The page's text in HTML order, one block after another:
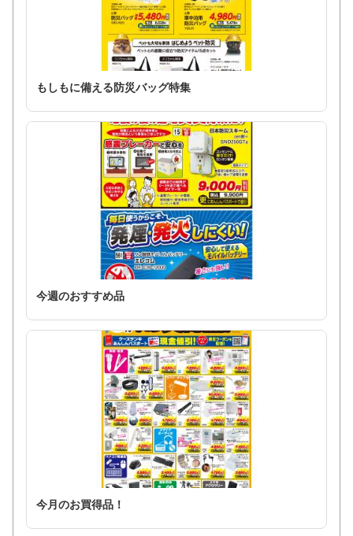
もしもに備える防災バッグ特集
今週のおすすめ品
今月のお買得品！